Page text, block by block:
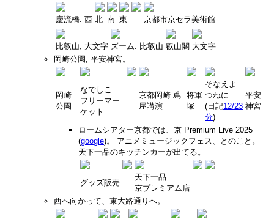
慶流橋: 西 北 南 東 京都市京セラ美術館
比叡山, 大文字 ズーム: 比叡山 叡山閣 大文字
岡崎公園, 平安神宮。
岡崎
公園
なでしこ
フリーマー
ケット
京都岡崎 蔦
屋講演
将軍
塚
そなえよ
つねに
(日記12/23
分)
平安
神宮
ロームシアター京都では、京 Premium Live 2025
(google)。 アニメミュージックフェス、とのこと。
天下一品のキッチンカーが出てる。
グッズ販売
天下一品
京プレミアム店
西へ向かって、東大路通りへ。